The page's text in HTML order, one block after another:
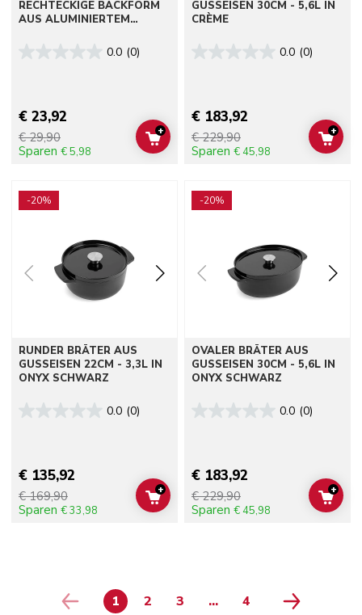
RECHTECKIGE BACKFORM
AUS ALUMINIERTEM
0.0 (0)
€ 23,92
€ 29,90
Sparen € 5,98
ADD TO CART
+
GUSSEISEN 30CM - 5,6L IN
CRÈME
0.0 (0)
€ 183,92
€ 229,90
Sparen € 45,98
ADD
+
-20%
RUNDER BRÄTER AUS
GUSSEISEN 22CM - 3,3L IN
ONYX SCHWARZ
0.0 (0)
€ 135,92
€ 169,90
Sparen € 33,98
ADD TO CART
+
-20%
OVALER BRÄTER AUS
GUSSEISEN 30CM - 5,6L IN
ONYX SCHWARZ
0.0 (0)
€ 183,92
€ 229,90
Sparen € 45,98
ADD
+
PAGE
1 PAGE
2 PAGE
3 ... PAGE
4